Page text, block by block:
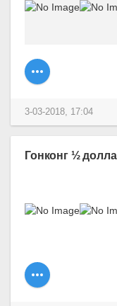
3-03-2018, 17:04
Гонконг ½